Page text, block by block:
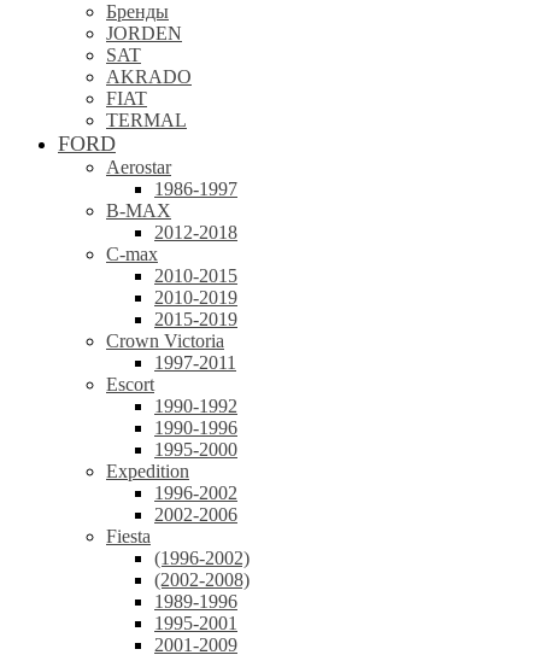
Бренды
JORDEN
SAT
AKRADO
FIAT
TERMAL
FORD
Aerostar
1986-1997
B-MAX
2012-2018
C-max
2010-2015
2010-2019
2015-2019
Crown Victoria
1997-2011
Escort
1990-1992
1990-1996
1995-2000
Expedition
1996-2002
2002-2006
Fiesta
(1996-2002)
(2002-2008)
1989-1996
1995-2001
2001-2009